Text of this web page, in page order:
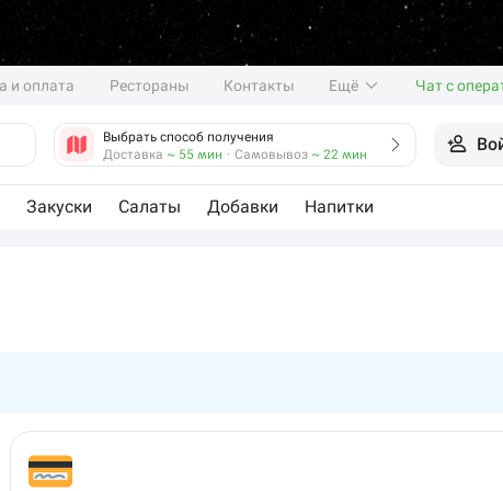
и оплата Рестораны Контакты Ещё Чат с
Выбрать способ получения
Доставка ~ 55 мин · Самовывоз ~ 22 мин
Закуски Салаты Добавки Напитки